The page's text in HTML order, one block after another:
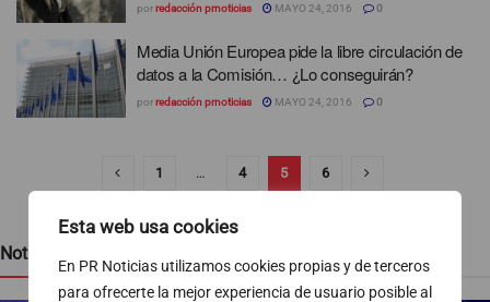
Esta web usa cookies
En PR Noticias utilizamos cookies propias y de terceros
para ofrecerte la mejor experiencia de usuario posible al
porredacción prnoticias MAYO 24, 2016 0
Media Unión Europea pide la libre circulación de
datos a la Comisión… ¿Lo conseguirán?
porredacción prnoticias MAYO 24, 2016 0
1 … 4 5 6
Noticias recientes